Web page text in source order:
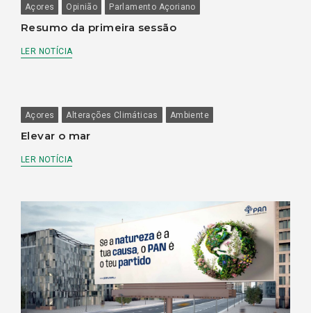
Açores Opinião Parlamento Açoriano
Resumo da primeira sessão
LER NOTÍCIA
Açores Alterações Climáticas Ambiente
Elevar o mar
LER NOTÍCIA